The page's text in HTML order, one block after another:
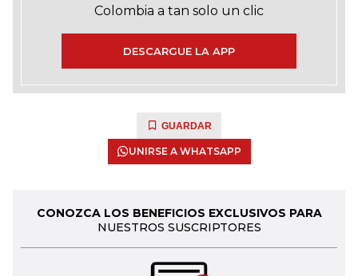
Colombia a tan solo un clic
DESCARGUE LA APP
GUARDAR
UNIRSE A WHATSAPP
CONOZCA LOS BENEFICIOS EXCLUSIVOS PARA
NUESTROS SUSCRIPTORES